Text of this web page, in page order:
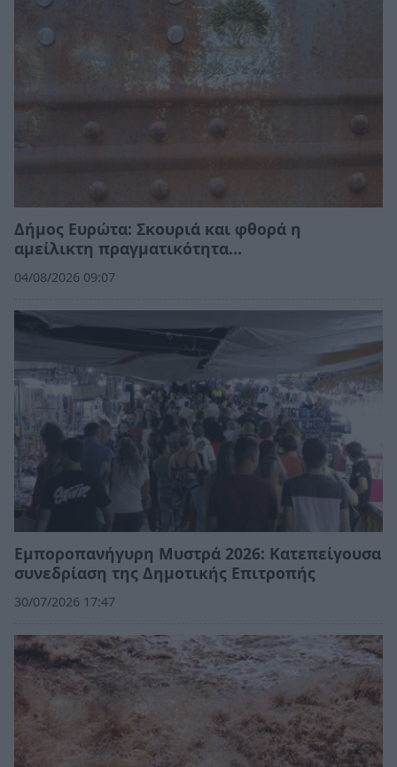
Δήμος Ευρώτα: Σκουριά και φθορά η
αμείλικτη πραγματικότητα…
04/08/2026 09:07
Εμποροπανήγυρη Μυστρά 2026: Κατεπείγουσα
συνεδρίαση της Δημοτικής Επιτροπής
30/07/2026 17:47